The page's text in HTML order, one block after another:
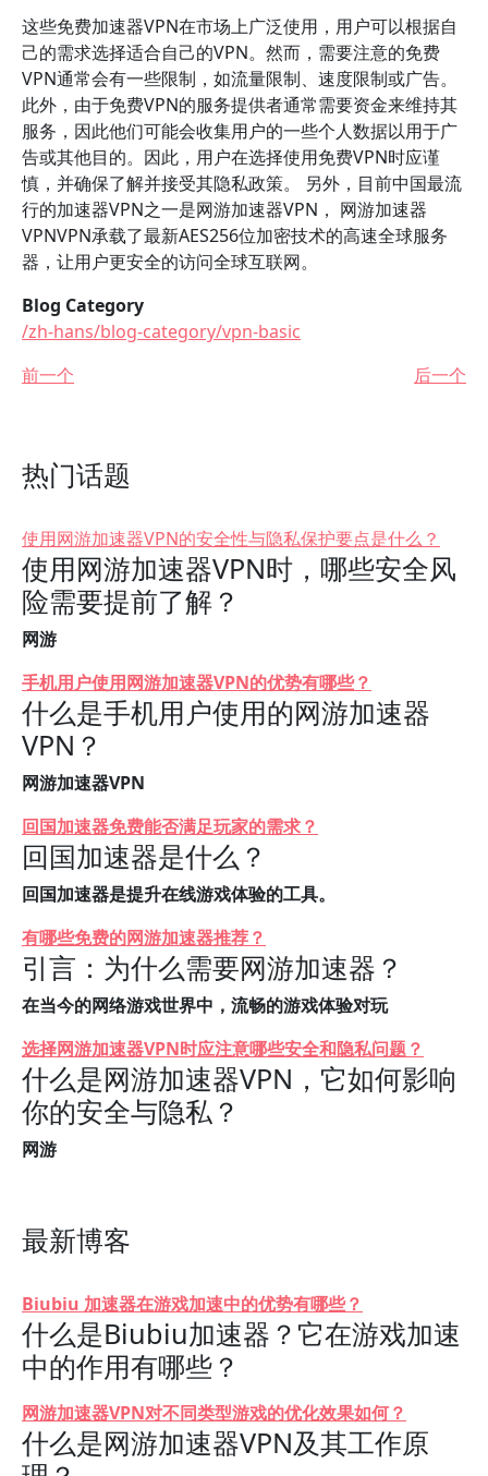
这些免费加速器VPN在市场上广泛使用，用户可以根据自
己的需求选择适合自己的VPN。然而，需要注意的免费
VPN通常会有一些限制，如流量限制、速度限制或广告。
此外，由于免费VPN的服务提供者通常需要资金来维持其
服务，因此他们可能会收集用户的一些个人数据以用于广
告或其他目的。因此，用户在选择使用免费VPN时应谨
慎，并确保了解并接受其隐私政策。 另外，目前中国最流
行的加速器VPN之一是网游加速器VPN， 网游加速器
VPNVPN承载了最新AES256位加密技术的高速全球服务
器，让用户更安全的访问全球互联网。
Blog Category
/zh-hans/blog-category/vpn-basic
前一个
后一个
热门话题
使用网游加速器VPN的安全性与隐私保护要点是什么？
使用网游加速器VPN时，哪些安全风
险需要提前了解？
网游
手机用户使用网游加速器VPN的优势有哪些？
什么是手机用户使用的网游加速器
VPN？
网游加速器VPN
回国加速器免费能否满足玩家的需求？
回国加速器是什么？
回国加速器是提升在线游戏体验的工具。
有哪些免费的网游加速器推荐？
引言：为什么需要网游加速器？
在当今的网络游戏世界中，流畅的游戏体验对玩
选择网游加速器VPN时应注意哪些安全和隐私问题？
什么是网游加速器VPN，它如何影响
你的安全与隐私？
网游
最新博客
Biubiu 加速器在游戏加速中的优势有哪些？
什么是Biubiu加速器？它在游戏加速
中的作用有哪些？
网游加速器VPN对不同类型游戏的优化效果如何？
什么是网游加速器VPN及其工作原